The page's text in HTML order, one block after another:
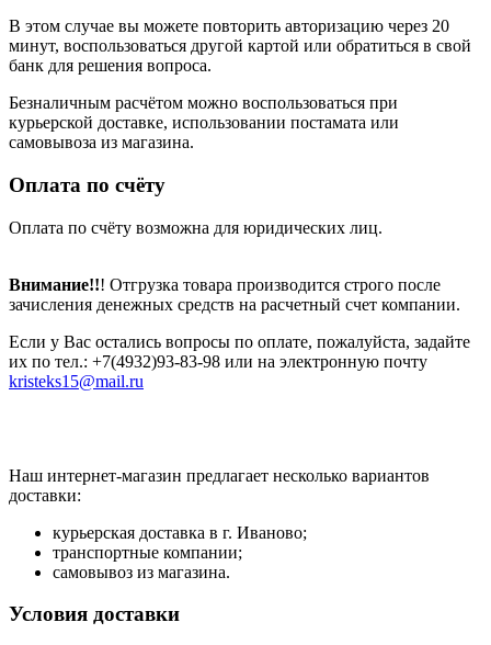
В этом случае вы можете повторить авторизацию через 20
минут, воспользоваться другой картой или обратиться в свой
банк для решения вопроса.
Безналичным расчётом можно воспользоваться при
курьерской доставке, использовании постамата или
самовывоза из магазина.
Оплата по счёту
Оплата по счёту возможна для юридических лиц.
Внимание!!! Отгрузка товара производится строго после
зачисления денежных средств на расчетный счет компании.
Если у Вас остались вопросы по оплате, пожалуйста, задайте
их по тел.: +7(4932)93-83-98 или на электронную почту
kristeks15@mail.ru
Наш интернет-магазин предлагает несколько вариантов
доставки:
курьерская доставка в г. Иваново;
транспортные компании;
самовывоз из магазина.
Условия доставки